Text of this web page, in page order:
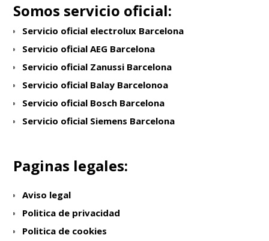
Somos servicio oficial:
Servicio oficial electrolux Barcelona
Servicio oficial AEG Barcelona
Servicio oficial Zanussi Barcelona
Servicio oficial Balay Barcelonoa
Servicio oficial Bosch Barcelona
Servicio oficial Siemens Barcelona
Paginas legales:
Aviso legal
Politica de privacidad
Politica de cookies